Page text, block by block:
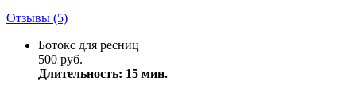
Отзывы (5)
Ботокс для ресниц
500 руб.
Длительность: 15 мин.